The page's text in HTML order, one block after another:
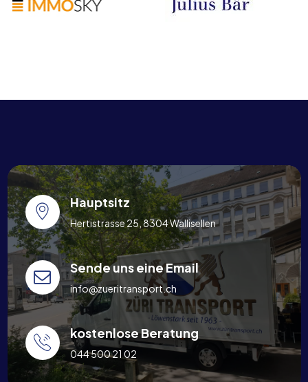
Hauptsitz
Hertistrasse 25, 8304 Wallisellen
Sende uns eine Email
info@zueritransport.ch
kostenlose Beratung
044 500 21 02